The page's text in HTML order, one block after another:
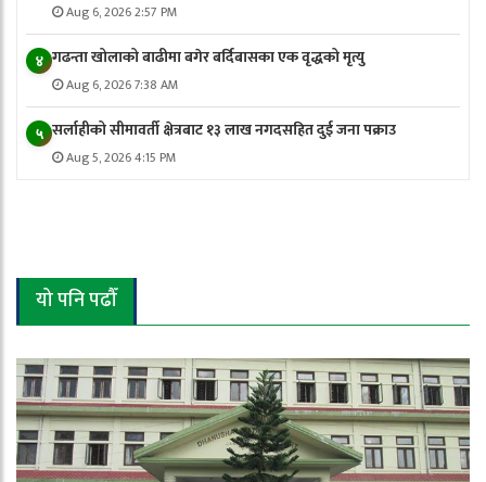
Aug 6, 2026 2:57 PM
४ गढन्ता खोलाको बाढीमा बगेर बर्दिबासका एक वृद्धको मृत्यु
Aug 6, 2026 7:38 AM
५ सर्लाहीको सीमावर्ती क्षेत्रबाट १३ लाख नगदसहित दुई जना पक्राउ
Aug 5, 2026 4:15 PM
यो पनि पढौँ